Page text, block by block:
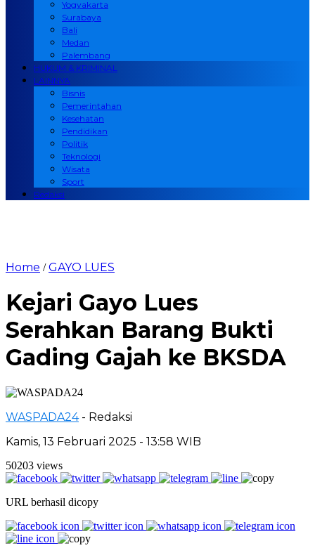
Yogyakarta
Surabaya
Bali
Medan
Palembang
HUKUM & KRIMINAL
LAINNYA
Bisnis
Pemerintahan
Kesehatan
Pendidikan
Politik
Teknologi
Wisata
Sport
Redaksi
Home /GAYO LUES
Kejari Gayo Lues
Serahkan Barang Bukti
Gading Gajah ke BKSDA
WASPADA24 - Redaksi
Kamis, 13 Februari 2025 - 13:58 WIB
50203 views
URL berhasil dicopy